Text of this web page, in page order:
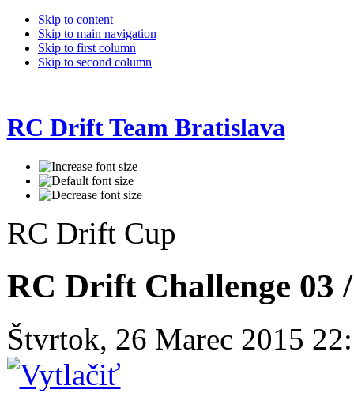
Skip to content
Skip to main navigation
Skip to first column
Skip to second column
RC Drift Team Bratislava
RC Drift Cup
RC Drift Challenge 03
Štvrtok, 26 Marec 2015